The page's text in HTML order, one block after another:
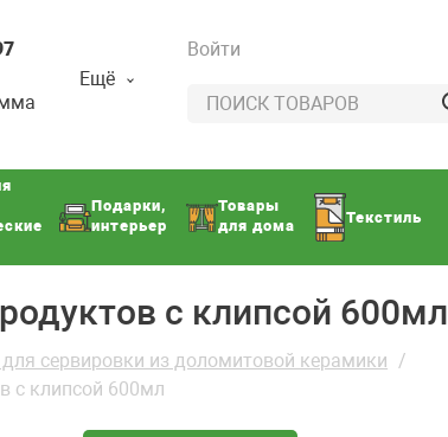
Ещё
Войти
Подарки,
интерьер
Товары
для дома
Текстиль
с клипсой 600мл
сервировки из доломитовой керамики
с клипсой 600мл